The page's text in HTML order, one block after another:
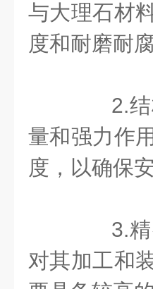
与大理石材
度和耐磨耐
2.结构
量和强力作
度，以确保
3.精密
对其加工和